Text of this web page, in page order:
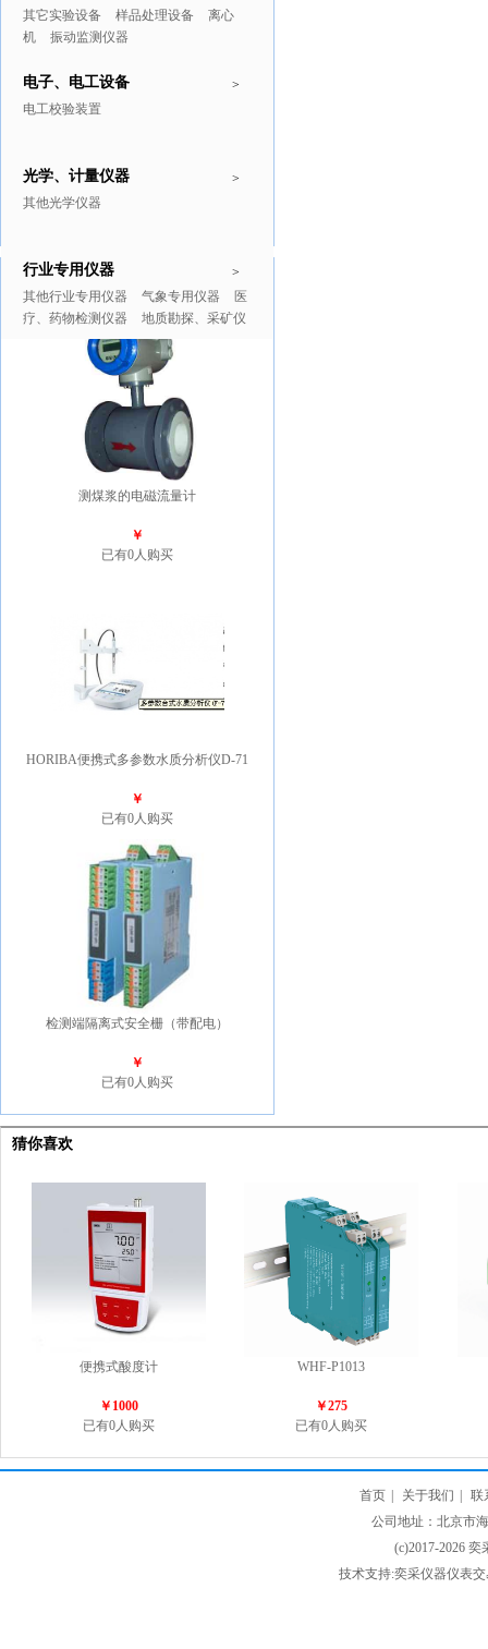
其它实验设备 样品处理设备
离心
机
振动监测仪器
>
电子、电工设备
电工校验装置
>
光学、计量仪器
其他光学仪器
>
行业专用仪器
其他行业专用仪器 气象专用仪器
医
疗、药物检测仪器
地质勘探、采矿仪
推广商品 更多>>
测煤浆的电磁流量计
￥
已有0人购买
HORIBA便携式多参数水质分析仪D-71
￥
已有0人购买
检测端隔离式安全栅（带配电）
￥
已有0人购买
猜你喜欢
便携式酸度计
￥1000
已有0人购买
WHF-P1013
￥275
已有0人购买
首页 关于我们
联
公司地址：北京市
(c)2017-2026
技术支持:奕采仪器仪表